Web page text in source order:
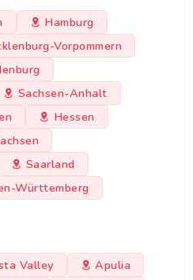
Hamburg
Vorpommern
Sachsen-Anhalt
Hessen
Saarland
Württemberg
Valley
Apulia